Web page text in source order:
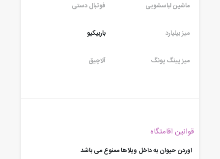
ماشین لباسشویی فوتبال دستی
میز بیلیارد باربیکیو
میز پینگ پونگ آلاچیق
قوانین اقامتگاه
اوردن حیوان به داخل ویلاها ممنوع می باشد